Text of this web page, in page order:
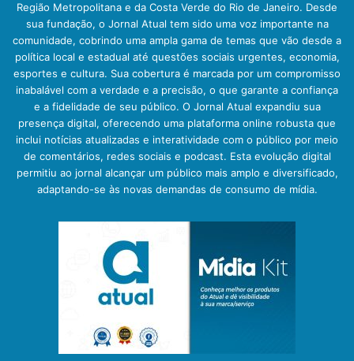
Região Metropolitana e da Costa Verde do Rio de Janeiro. Desde
sua fundação, o Jornal Atual tem sido uma voz importante na
comunidade, cobrindo uma ampla gama de temas que vão desde a
política local e estadual até questões sociais urgentes, economia,
esportes e cultura. Sua cobertura é marcada por um compromisso
inabalável com a verdade e a precisão, o que garante a confiança
e a fidelidade de seu público. O Jornal Atual expandiu sua
presença digital, oferecendo uma plataforma online robusta que
inclui notícias atualizadas e interatividade com o público por meio
de comentários, redes sociais e podcast. Esta evolução digital
permitiu ao jornal alcançar um público mais amplo e diversificado,
adaptando-se às novas demandas de consumo de mídia.